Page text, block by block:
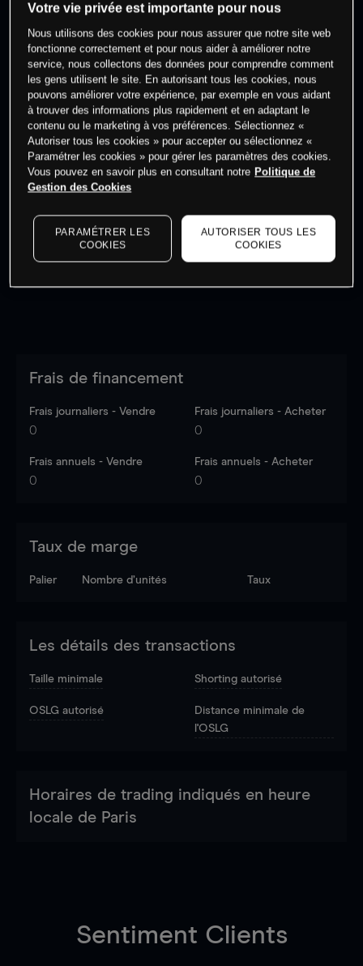
0 % des clients ont une position à
cet actif
Commencez à trader
dernières données du marché.Log into see latest
market data
Frais de financement
Frais journaliers - Vendre
0
Frais journaliers - Acheter
0
Frais annuels - Vendre
0
Frais annuels - Acheter
0
Taux de marge
Palier Nombre d’unités Taux
Les détails des transactions
Taille minimale Shorting autorisé
OSLG autorisé
Distance minimale de
l'OSLG
Horaires de trading indiqués en heure
locale de Paris
Sentiment Clients
Votre vie privée est importante pour nous
Nous utilisons des cookies pour nous assurer que notre site web
fonctionne correctement et pour nous aider à améliorer notre
service, nous collectons des données pour comprendre comment
les gens utilisent le site. En autorisant tous les cookies, nous
pouvons améliorer votre expérience, par exemple en vous aidant
à trouver des informations plus rapidement et en adaptant le
contenu ou le marketing à vos préférences. Sélectionnez «
Autoriser tous les cookies » pour accepter ou sélectionnez «
Paramétrer les cookies » pour gérer les paramètres des cookies.
Vous pouvez en savoir plus en consultant notre Politique de
Gestion des Cookies
PARAMÉTRER LES
COOKIES
AUTORISER TOUS LES
COOKIES